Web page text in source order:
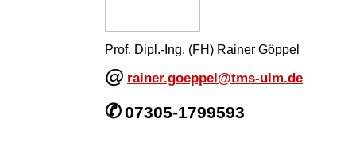
Prof. Dipl.-Ing. (FH) Rainer Göppel
@ rainer.goeppel@tms-ulm.de
✆07305-1799593